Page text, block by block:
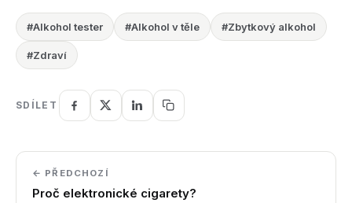
#Alkohol tester #Alkohol v těle #Zbytkový alkohol
#Zdraví
SDÍLET
← PŘEDCHOZÍ
Proč elektronické cigarety?